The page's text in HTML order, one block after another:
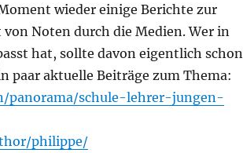
wieder einige Berichte zur
Noten durch die Medien. Wer in
hat, sollte davon eigentlich schon
paar aktuelle Beiträge zum Thema:
panorama/schule-lehrer-jungen-
philippe/